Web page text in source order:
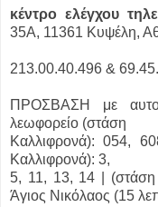
κέντρο ελέγχου
35Α, 11361 Κυψέλη,
213.00.40.496 &
ΠΡΟΣΒΑΣΗ με
λεωφορείο (στάση
Καλλιφρονά): 054,
Καλλιφρονά): 3,
5, 11, 13, 14 |
Άγιος Νικόλαος (15